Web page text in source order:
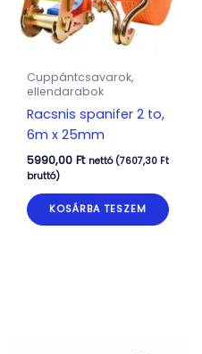
Cuppántcsavarok,
ellendarabok
Racsnis spanifer 2 to,
6m x 25mm
5990,00 Ft nettó (7607,30 Ft
bruttó)
KOSÁRBA TESZEM